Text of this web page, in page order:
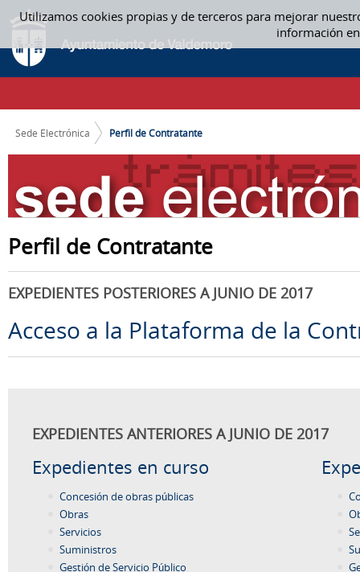
Utilizamos cookies propias y de terceros para mejorar
información
Saltar al contenido
PERFIL DE CONTRATANTE
CAMINO DE MIGAS
Sede Electrónica Perfil de Contratante
Perfil de Contratante
EXPEDIENTES POSTERIORES A JUNIO DE 2017
Acceso a la Plataforma de la
EXPEDIENTES ANTERIORES A JUNIO DE 2017
Expedientes en curso
Concesión de obras públicas
Obras
Servicios
Suministros
Gestión de Servicio Público